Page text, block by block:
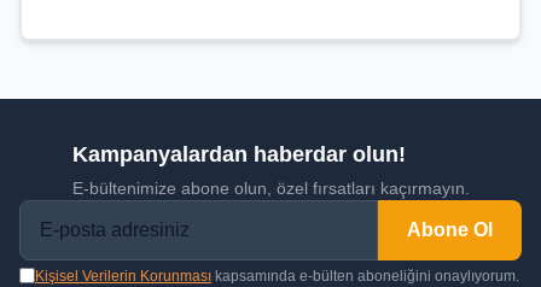
Kampanyalardan haberdar olun!
E-bültenimize abone olun, özel fırsatları kaçırmayın.
Abone Ol
Kişisel Verilerin Korunması kapsamında e-bülten aboneliğini onaylıyorum.